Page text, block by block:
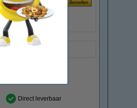
€ 0,015
Direct leverbaar